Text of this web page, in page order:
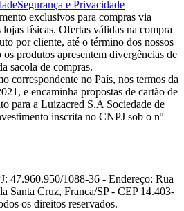
Segurança e Privacidade
exclusivos para compras via
físicas. Ofertas válidas na compra
por cliente, até o término dos nossos
produtos apresentem divergências de
sacola de compras.
correspondente no País, nos termos da
e encaminha propostas de cartão de
para a Luizacred S.A Sociedade de
inscrita no CNPJ sob o nº
47.960.950/1088-36 - Endereço: Rua
Santa Cruz, Franca/SP - CEP 14.403-
os direitos reservados.